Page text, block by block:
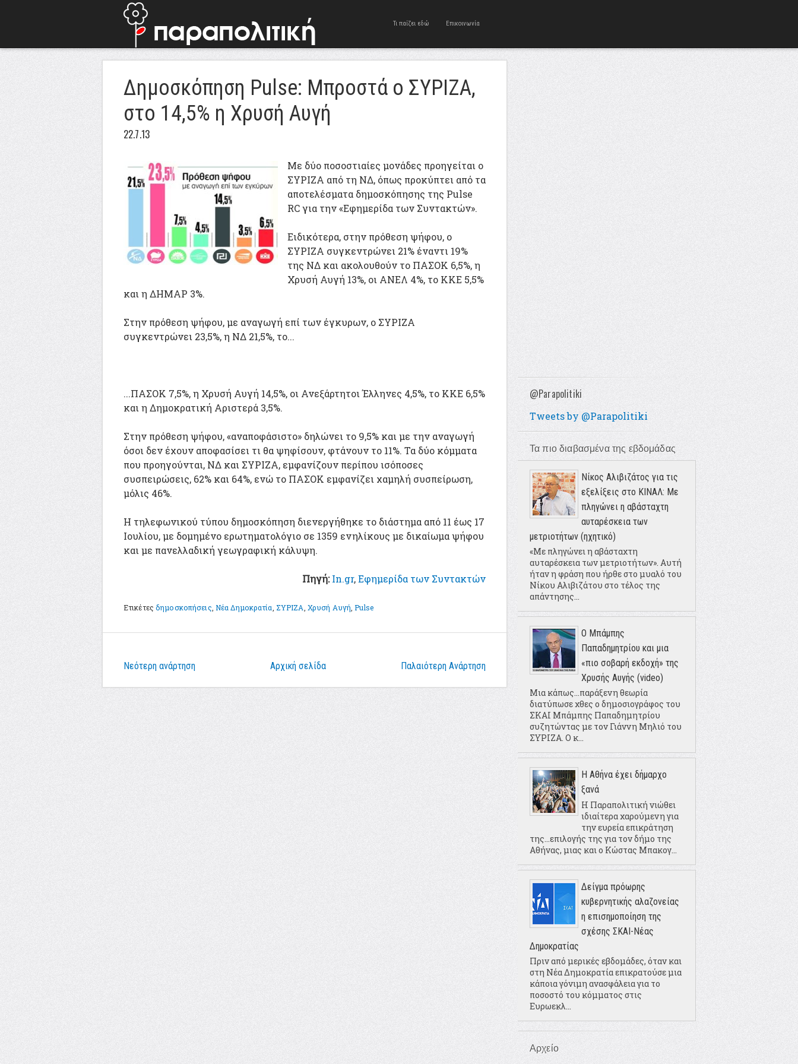
Τι παίζει εδώ Επικοινωνία
Δημοσκόπηση Pulse: Μπροστά ο ΣΥΡΙΖΑ,
στο 14,5% η Χρυσή Αυγή
22.7.13
Με δύο ποσοστιαίες μονάδες προηγείται ο
ΣΥΡΙΖΑ από τη ΝΔ, όπως προκύπτει από τα
αποτελέσματα δημοσκόπησης της Pulse
RC για την «Εφημερίδα των Συντακτών».
Ειδικότερα, στην πρόθεση ψήφου, ο
ΣΥΡΙΖΑ συγκεντρώνει 21% έναντι 19%
της ΝΔ και ακολουθούν το ΠΑΣΟΚ 6,5%, η
Χρυσή Αυγή 13%, οι ΑΝΕΛ 4%, το ΚΚΕ 5,5%
και η ΔΗΜΑΡ 3%.
Στην πρόθεση ψήφου, με αναγωγή επί των έγκυρων, ο ΣΥΡΙΖΑ
συγκεντρώνει 23,5%, η ΝΔ 21,5%, το...
...ΠΑΣΟΚ 7,5%, η Χρυσή Αυγή 14,5%, οι Ανεξάρτητοι Έλληνες 4,5%, το ΚΚΕ 6,5%
και η Δημοκρατική Αριστερά 3,5%.
Στην πρόθεση ψήφου, «αναποφάσιστο» δηλώνει το 9,5% και με την αναγωγή
όσοι δεν έχουν αποφασίσει τι θα ψηφίσουν, φτάνουν το 11%. Τα δύο κόμματα
που προηγούνται, ΝΔ και ΣΥΡΙΖΑ, εμφανίζουν περίπου ισόποσες
συσπειρώσεις, 62% και 64%, ενώ το ΠΑΣΟΚ εμφανίζει χαμηλή συσπείρωση,
μόλις 46%.
Η τηλεφωνικού τύπου δημοσκόπηση διενεργήθηκε το διάστημα από 11 έως 17
Ιουλίου, με δομημένο ερωτηματολόγιο σε 1359 ενηλίκους με δικαίωμα ψήφου
και με πανελλαδική γεωγραφική κάλυψη.
Πηγή:In.gr,Εφημερίδα των Συντακτών
Ετικέτεςδημοσκοπήσεις Νέα Δημοκρατία ΣΥΡΙΖΑ Χρυσή Αυγή ,Pulse
Νεότερη ανάρτηση Παλαιότερη Ανάρτηση
Αρχική σελίδα
@Parapolitiki
Tweets by @Parapolitiki
Τα πιο διαβασμένα της εβδομάδας
Νίκος Αλιβιζάτος για τις
εξελίξεις στο ΚΙΝΑΛ: Με
πληγώνει η αβάσταχτη
αυταρέσκεια των
μετριοτήτων (ηχητικό)
«Με πληγώνει η αβάσταχτη
αυταρέσκεια των μετριοτήτων». Αυτή
ήταν η φράση που ήρθε στο μυαλό του
Νίκου Αλιβιζάτου στο τέλος της
απάντησης...
Ο Μπάμπης
Παπαδημητρίου και μια
«πιο σοβαρή εκδοχή» της
Χρυσής Αυγής (video)
Μια κάπως...παράξενη θεωρία
διατύπωσε χθες ο δημοσιογράφος του
ΣΚΑΙ Μπάμπης Παπαδημητρίου
συζητώντας με τον Γιάννη Μηλιό του
ΣΥΡΙΖΑ. Ο κ...
Η Αθήνα έχει δήμαρχο
ξανά
Η Παραπολιτική νιώθει
ιδιαίτερα χαρούμενη για
την ευρεία επικράτηση
της...επιλογής της για τον δήμο της
Αθήνας, μιας και ο Κώστας Μπακογ...
Δείγμα πρόωρης
κυβερνητικής αλαζονείας
η επισημοποίηση της
σχέσης ΣΚΑΙ-Νέας
Δημοκρατίας
Πριν από μερικές εβδομάδες, όταν και
στη Νέα Δημοκρατία επικρατούσε μια
κάποια γόνιμη ανασφάλεια για το
ποσοστό του κόμματος στις
Ευρωεκλ...
Αρχείο